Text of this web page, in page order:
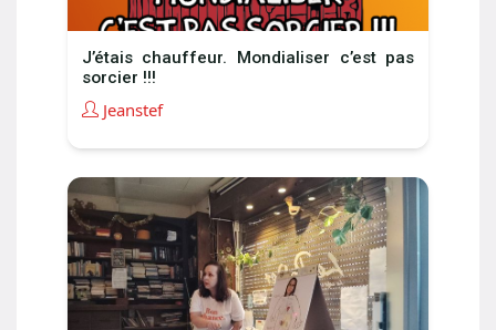
J’étais chauffeur. Mondialiser c’est pas
sorcier !!!
Jeanstef